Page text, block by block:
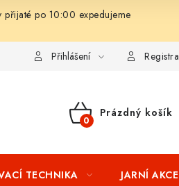
po 10:00 expedujeme
Splátkový prodej Tabulka
Přihlášení
NÁKUPNÍ
Prázdný košík
TECHNIKA JARNÍ AKCE